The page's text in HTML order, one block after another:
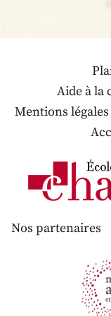
Aide à la
Mentions légales
Nos partenaires